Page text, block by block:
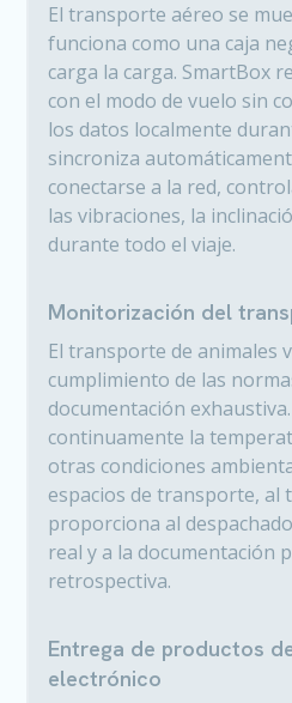
El transporte aéreo se
funciona como una caja
carga la carga. SmartBox
con el modo de vuelo sin
los datos localmente
sincroniza
conectarse a la red,
las vibraciones, la
durante todo el viaje.
Monitorización del
El transporte de animales
cumplimiento de las
documentación
continuamente la
otras condiciones
espacios de transporte, al
proporciona al
real y a la documentación
retrospectiva.
Entrega de productos
electrónico